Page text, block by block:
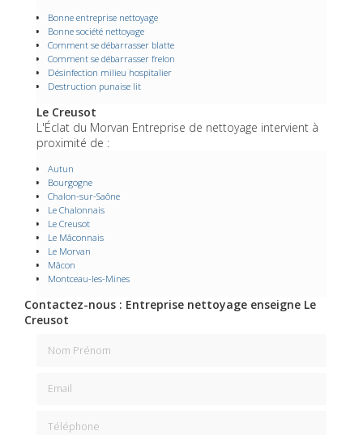
Bonne entreprise nettoyage
Bonne société nettoyage
Comment se débarrasser blatte
Comment se débarrasser frelon
Désinfection milieu hospitalier
Destruction punaise lit
Le Creusot
L'Éclat du Morvan Entreprise de nettoyage intervient à
proximité de :
Autun
Bourgogne
Chalon-sur-Saône
Le Chalonnais
Le Creusot
Le Mâconnais
Le Morvan
Mâcon
Montceau-les-Mines
Contactez-nous : Entreprise nettoyage enseigne Le
Creusot